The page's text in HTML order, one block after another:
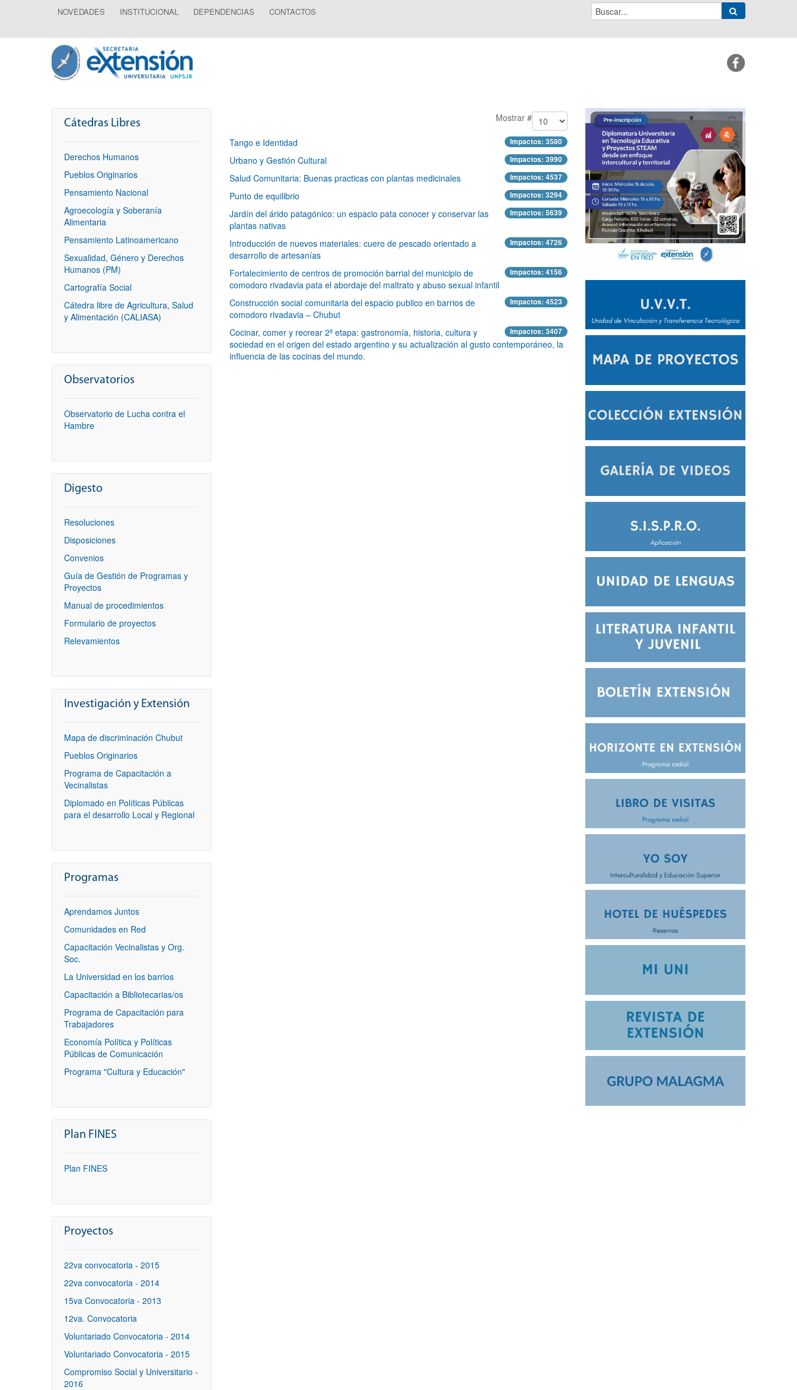
NOVEDADES INSTITUCIONAL DEPENDENCIAS CONTACTOS
Cátedras Libres
Derechos Humanos
Pueblos Originarios
Pensamiento Nacional
Agroecología y Soberanía
Alimentaria
Pensamiento Latinoamericano
Sexualidad, Género y Derechos
Humanos (PM)
Cartografía Social
Cátedra libre de Agricultura, Salud
y Alimentación (CALIASA)
Observatorios
Observatorio de Lucha contra el
Hambre
Digesto
Resoluciones
Disposiciones
Convenios
Guía de Gestión de Programas y
Proyectos
Manual de procedimientos
Formulario de proyectos
Relevamientos
Investigación y Extensión
Mapa de discriminación Chubut
Pueblos Originarios
Programa de Capacitación a
Vecinalistas
Diplomado en Políticas Públicas
para el desarrollo Local y Regional
Programas
Aprendamos Juntos
Comunidades en Red
Capacitación Vecinalistas y Org.
Soc.
La Universidad en los barrios
Capacitación a Bibliotecarias/os
Programa de Capacitación para
Trabajadores
Economía Política y Políticas
Públicas de Comunicación
Programa "Cultura y Educación"
Plan FINES
Plan FINES
Proyectos
22va convocatoria - 2015
22va convocatoria - 2014
15va Convocatoria - 2013
12va. Convocatoria
Voluntariado Convocatoria - 2014
Voluntariado Convocatoria - 2015
Compromiso Social y Universitario -
2016
Mostrar #
Impactos: 3580
Tango e Identidad
Impactos: 3990
Urbano y Gestión Cultural
Impactos: 4537
Salud Comunitaria: Buenas practicas con plantas medicinales
Impactos: 3294
Punto de equilibrio
Impactos: 5639
Jardín del árido patagónico: un espacio pata conocer y conservar las
plantas nativas
Impactos: 4726
Introducción de nuevos materiales: cuero de pescado orientado a
desarrollo de artesanías
Impactos: 4156
Fortalecimiento de centros de promoción barrial del municipio de
comodoro rivadavia pata el abordaje del maltrato y abuso sexual infantil
Impactos: 4523
Construcción social comunitaria del espacio publico en barrios de
comodoro rivadavia – Chubut
Impactos: 3407
Cocinar, comer y recrear 2ª etapa: gastronomía, historia, cultura y
sociedad en el origen del estado argentino y su actualización al gusto contemporáneo, la
influencia de las cocinas del mundo.